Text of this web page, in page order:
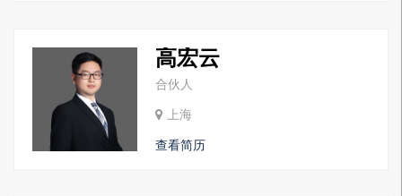
高宏云
合伙人
上海
查看简历